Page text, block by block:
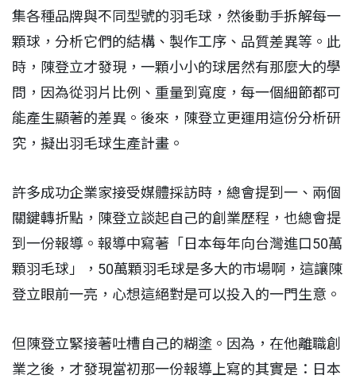
集各種品牌與不同型號的羽毛球，然後動手拆解每一
顆球，分析它們的結構、製作工序、品質差異等。此
時，陳登立才發現，一顆小小的球居然有那麼大的學
問，因為從羽片比例、重量到寬度，每一個細節都可
能產生顯著的差異。後來，陳登立更運用這份分析研
究，擬出羽毛球生產計畫。
許多成功企業家接受媒體採訪時，總會提到一、兩個
關鍵轉折點，陳登立談起自己的創業歷程，也總會提
到一份報導。報導中寫著「日本每年向台灣進口50萬
顆羽毛球」，50萬顆羽毛球是多大的市場啊，這讓陳
登立眼前一亮，心想這絕對是可以投入的一門生意。
但陳登立緊接著吐槽自己的糊塗。因為，在他離職創
業之後，才發現當初那一份報導上寫的其實是：日本